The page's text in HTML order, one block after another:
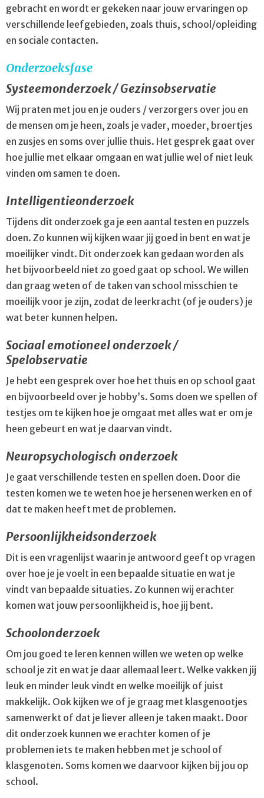
gebracht en wordt er gekeken naar jouw ervaringen op
verschillende leefgebieden, zoals thuis, school/opleiding
en sociale contacten.
Onderzoeksfase
Systeemonderzoek / Gezinsobservatie
Wij praten met jou en je ouders / verzorgers over jou en
de mensen om je heen, zoals je vader, moeder, broertjes
en zusjes en soms over jullie thuis. Het gesprek gaat over
hoe jullie met elkaar omgaan en wat jullie wel of niet leuk
vinden om samen te doen.
Intelligentieonderzoek
Tijdens dit onderzoek ga je een aantal testen en puzzels
doen. Zo kunnen wij kijken waar jij goed in bent en wat je
moeilijker vindt. Dit onderzoek kan gedaan worden als
het bijvoorbeeld niet zo goed gaat op school. We willen
dan graag weten of de taken van school misschien te
moeilijk voor je zijn, zodat de leerkracht (of je ouders) je
wat beter kunnen helpen.
Sociaal emotioneel onderzoek /
Spelobservatie
Je hebt een gesprek over hoe het thuis en op school gaat
en bijvoorbeeld over je hobby’s. Soms doen we spellen of
testjes om te kijken hoe je omgaat met alles wat er om je
heen gebeurt en wat je daarvan vindt.
Neuropsychologisch onderzoek
Je gaat verschillende testen en spellen doen. Door die
testen komen we te weten hoe je hersenen werken en of
dat te maken heeft met de problemen.
Persoonlijkheidsonderzoek
Dit is een vragenlijst waarin je antwoord geeft op vragen
over hoe je je voelt in een bepaalde situatie en wat je
vindt van bepaalde situaties. Zo kunnen wij erachter
komen wat jouw persoonlijkheid is, hoe jij bent.
Schoolonderzoek
Om jou goed te leren kennen willen we weten op welke
school je zit en wat je daar allemaal leert. Welke vakken jij
leuk en minder leuk vindt en welke moeilijk of juist
makkelijk. Ook kijken we of je graag met klasgenootjes
samenwerkt of dat je liever alleen je taken maakt. Door
dit onderzoek kunnen we erachter komen of je
problemen iets te maken hebben met je school of
klasgenoten. Soms komen we daarvoor kijken bij jou op
school.